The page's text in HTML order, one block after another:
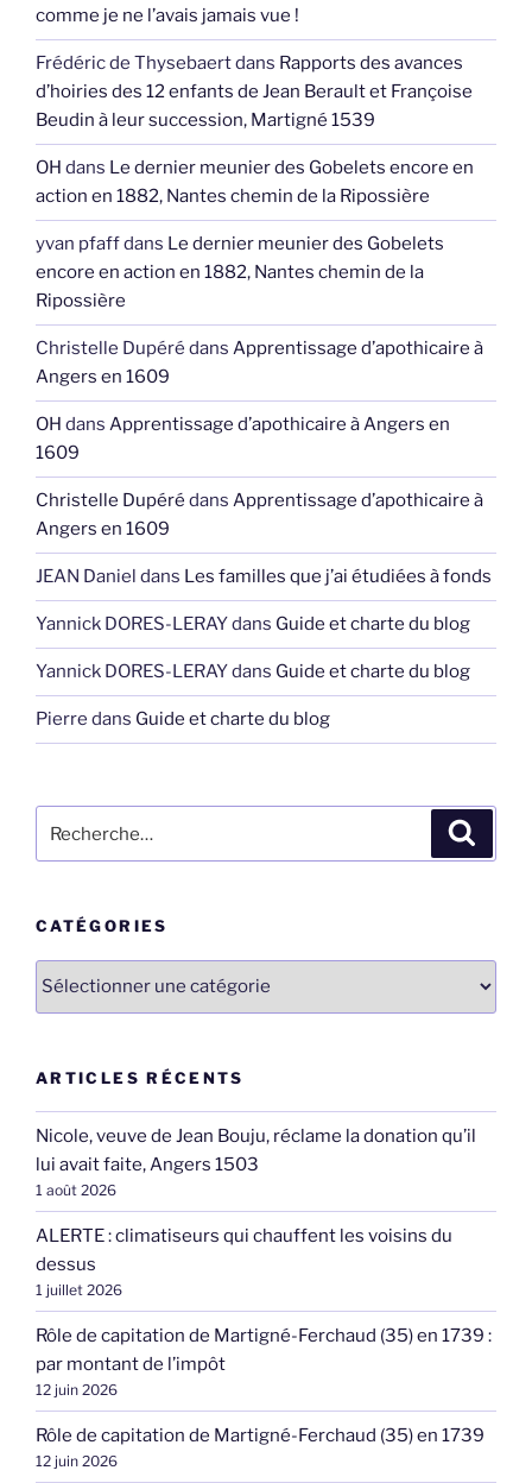
comme je ne l’avais jamais vue !
Frédéric de Thysebaertdans Rapports des avances
d’hoiries des 12 enfants de Jean Berault et Françoise
Beudin à leur succession, Martigné 1539
OH dans Le dernier meunier des Gobelets encore en
action en 1882, Nantes chemin de la Ripossière
yvan pfaffdans Le dernier meunier des Gobelets
encore en action en 1882, Nantes chemin de la
Ripossière
Christelle Dupéré dans Apprentissage d’apothicaire à
Angers en 1609
OH dans Apprentissage d’apothicaire à Angers en
1609
Christelle Dupéré dans Apprentissage d’apothicaire à
Angers en 1609
JEAN Daniel dans Les familles que j’ai étudiées à fonds
Yannick DORES-LERAYdans Guide et charte du blog
Yannick DORES-LERAYdans Guide et charte du blog
Pierre dans Guide et charte du blog
pour
CATÉGORIES
Catégories
ARTICLES RÉCENTS
Nicole, veuve de Jean Bouju, réclame la donation qu’il
lui avait faite, Angers 1503
1 août 2026
ALERTE : climatiseurs qui chauffent les voisins du
dessus
1 juillet 2026
Rôle de capitation de Martigné-Ferchaud (35) en 1739 :
par montant de l’impôt
12 juin 2026
Rôle de capitation de Martigné-Ferchaud (35) en 1739
12 juin 2026